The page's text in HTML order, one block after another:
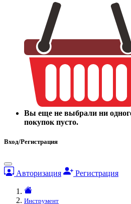
Вы еще не выбрали ни
покупок пусто.
Вход/Регистрация
Авторизация Регистрация
Инструмент